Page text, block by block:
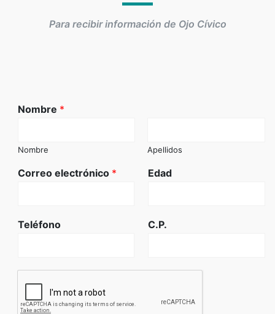
Para recibir información de Ojo Cívico
Nombre *
Nombre Apellidos
Correo electrónico * Edad
Teléfono C.P.